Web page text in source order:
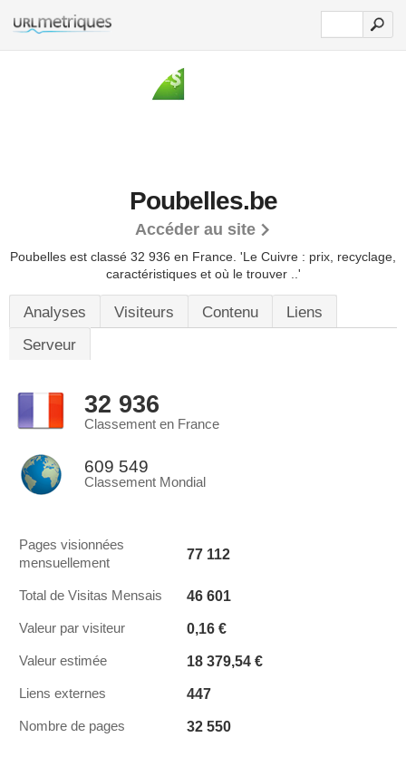
Poubelles.be
Accéder au site
Poubelles est classé 32 936 en France. 'Le Cuivre : prix, recyclage,
caractéristiques et où le trouver ..'
Analyses Visiteurs Contenu
Liens
Serveur
32 936
Classement en France
609 549
Classement Mondial
Pages visionnées
mensuellement
77 112
Total de Visitas Mensais 46 601
Valeur par visiteur 0,16 €
Valeur estimée 18 379,54 €
Liens externes 447
Nombre de pages 32 550